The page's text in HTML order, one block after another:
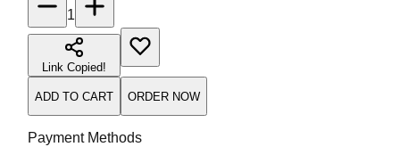
1
Link Copied!
ADD TO CART ORDER NOW
Payment Methods